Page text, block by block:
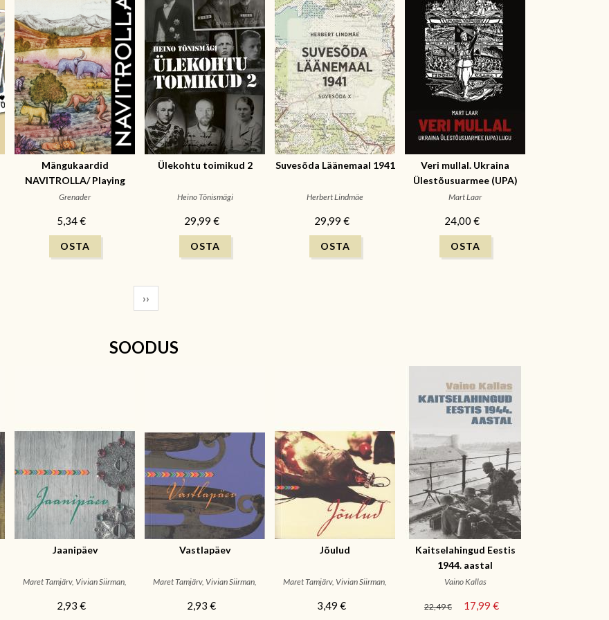
Mängukaardid
NAVITROLLA/ Playing
cards Navitrolla art
Grenader
5,34 €
Ülekohtu toimikud 2
Heino Tõnismägi
29,99 €
Suvesõda Läänemaal 1941
Herbert Lindmäe
29,99 €
Veri mullal. Ukraina
Ülestõusuarmee (UPA)
lugu
Mart Laar
24,00 €
››
SOODUS
Jaanipäev
Maret Tamjärv, Vivian Siirman,
2,93 €
Vastlapäev
Maret Tamjärv, Vivian Siirman,
2,93 €
Jõulud
Maret Tamjärv, Vivian Siirman,
3,49 €
Kaitselahingud Eestis
1944. aastal
Vaino Kallas
22,49 € 17,99 €